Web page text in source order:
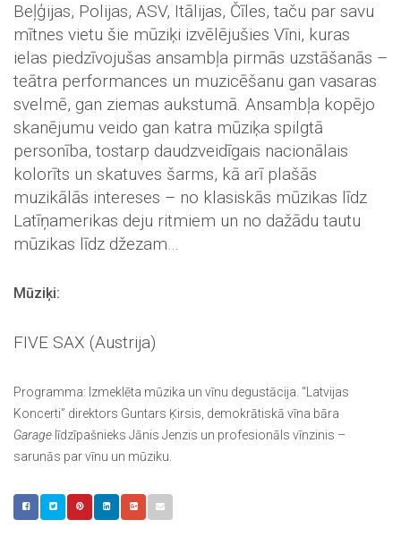
Beļģijas, Polijas, ASV, Itālijas, Čīles, taču par savu
mītnes vietu šie mūziķi izvēlējušies Vīni, kuras
ielas piedzīvojušas ansambļa pirmās uzstāšanās –
teātra performances un muzicēšanu gan vasaras
svelmē, gan ziemas aukstumā. Ansambļa kopējo
skanējumu veido gan katra mūziķa spilgtā
personība, tostarp daudzveidīgais nacionālais
kolorīts un skatuves šarms, kā arī plašās
muzikālās intereses – no klasiskās mūzikas līdz
Latīņamerikas deju ritmiem un no dažādu tautu
mūzikas līdz džezam…
Mūziķi:
FIVE SAX (Austrija)
Programma: Izmeklēta mūzika un vīnu degustācija. “Latvijas
Koncerti” direktors Guntars Ķirsis, demokrātiskā vīna bāra
Garage līdzīpašnieks Jānis Jenzis un profesionāls vīnzinis –
sarunās par vīnu un mūziku.